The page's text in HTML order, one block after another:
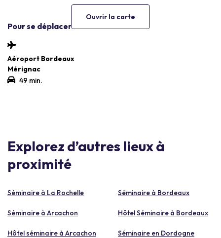
Ouvrir la carte
Pour se déplacer
Aéroport Bordeaux
Mérignac
49 min.
Explorez d’autres lieux à
proximité
Séminaire à La Rochelle Séminaire à Bordeaux
Séminaire à Arcachon Hôtel Séminaire à Bordeaux
Hôtel séminaire à Arcachon Séminaire en Dordogne